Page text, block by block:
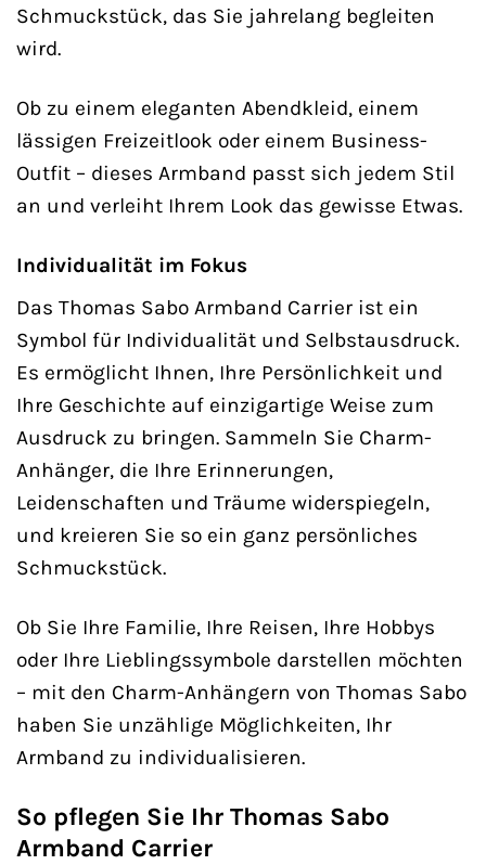
Schmuckstück, das Sie jahrelang begleiten
wird.
Ob zu einem eleganten Abendkleid, einem
lässigen Freizeitlook oder einem Business-
Outfit – dieses Armband passt sich jedem Stil
an und verleiht Ihrem Look das gewisse Etwas.
Individualität im Fokus
Das Thomas Sabo Armband Carrier ist ein
Symbol für Individualität und Selbstausdruck.
Es ermöglicht Ihnen, Ihre Persönlichkeit und
Ihre Geschichte auf einzigartige Weise zum
Ausdruck zu bringen. Sammeln Sie Charm-
Anhänger, die Ihre Erinnerungen,
Leidenschaften und Träume widerspiegeln,
und kreieren Sie so ein ganz persönliches
Schmuckstück.
Ob Sie Ihre Familie, Ihre Reisen, Ihre Hobbys
oder Ihre Lieblingssymbole darstellen möchten
– mit den Charm-Anhängern von Thomas Sabo
haben Sie unzählige Möglichkeiten, Ihr
Armband zu individualisieren.
So pflegen Sie Ihr Thomas Sabo
Armband Carrier